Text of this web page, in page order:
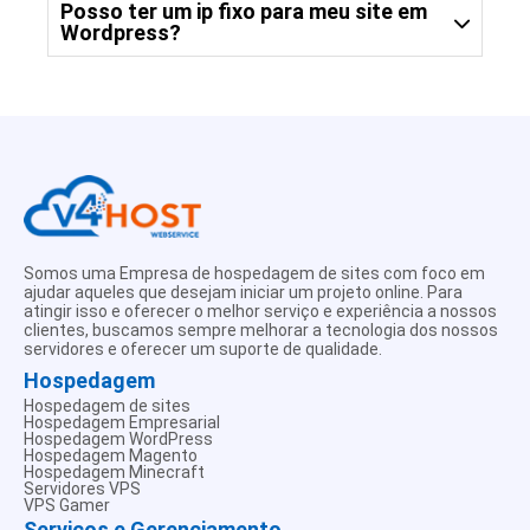
Para garantir a máxima segurança do seu site
WordPress, sugerimos adotar as seguintes
práticas:
Atualizações Automáticas do WordPress:
Mantenha seu sistema seguro ativando as
atualizações automáticas nas configurações
Permissões Adequadas:
Configure permissões de arquivo e diretório
corretamente para evitar riscos de
exploração.
Plugins de Segurança Confiáveis:
Reforce a segurança usando plugins
reconhecidos, oferecendo firewall e
detecção de malware.
Posso ter um ip fixo para meu site em
Wordpress?
Somos uma Empresa de hospedagem de sites com foco em
ajudar aqueles que desejam iniciar um projeto online. Para
atingir isso e oferecer o melhor serviço e experiência a nossos
clientes, buscamos sempre melhorar a tecnologia dos nossos
servidores e oferecer um suporte de qualidade.
Hospedagem
Hospedagem de sites
Hospedagem Empresarial
Hospedagem WordPress
Hospedagem Magento
Hospedagem Minecraft
Servidores VPS
VPS Gamer